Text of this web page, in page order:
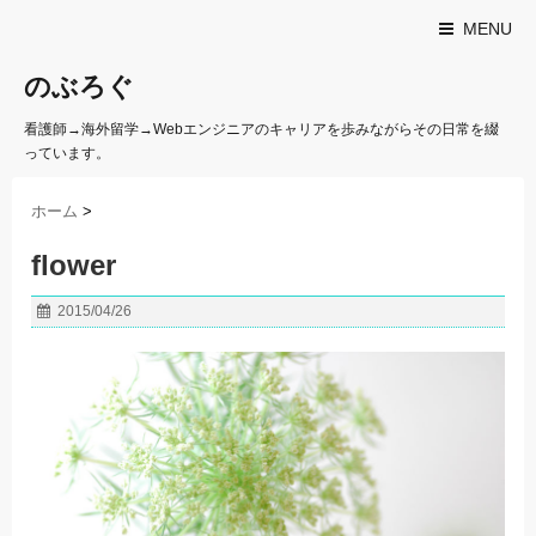
MENU
のぶろぐ
看護師→海外留学→Webエンジニアのキャリアを歩みながらその日常を綴
っています。
ホーム >
flower
2015/04/26